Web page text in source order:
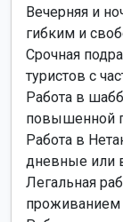
Вечерняя и
гибким и
Срочная
туристов с
Работа в
повышенной
Работа в
дневные или
Легальная
проживанием